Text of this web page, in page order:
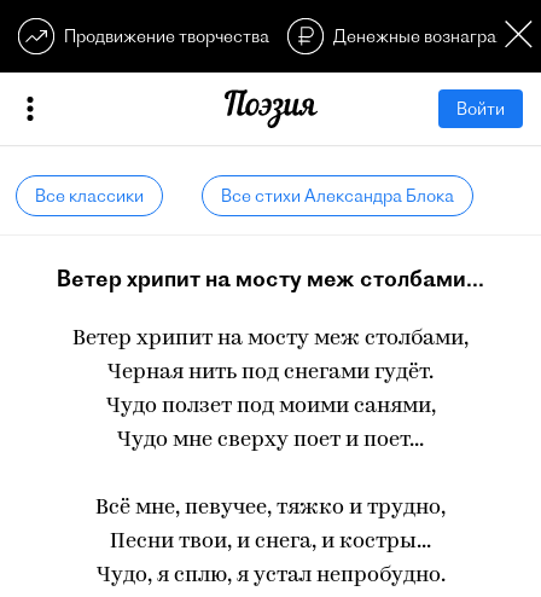
Продвижение творчества Денежные
Войти
Все классики Все стихи Александра Блока
Ветер хрипит на мосту меж столбами...
Ветер хрипит на мосту меж столбами,
Черная нить под снегами гудёт.
Чудо ползет под моими санями,
Чудо мне сверху поет и поет...
Всё мне, певучее, тяжко и трудно,
Песни твои, и снега, и костры...
Чудо, я сплю, я устал непробудно.